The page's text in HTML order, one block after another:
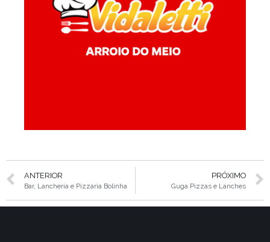
ANTERIOR
Bar, Lancheria e Pizzaria Bolinha
PRÓXIMO
Guga Pizzas e Lanches